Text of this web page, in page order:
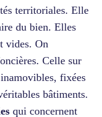
territoriales. Elle
du bien. Elles
vides. On
Celle sur
fixées
bâtiments.
qui concernent